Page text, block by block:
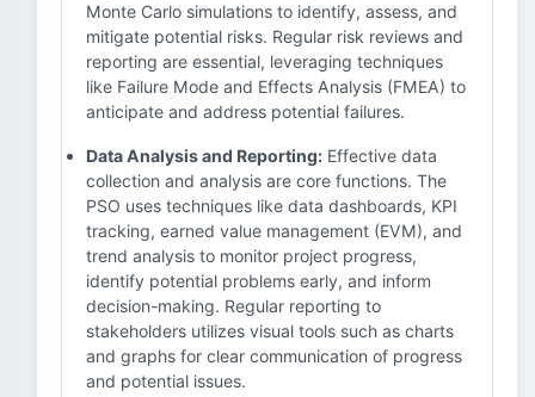
Monte Carlo simulations to identify, assess, and
mitigate potential risks. Regular risk reviews and
reporting are essential, leveraging techniques
like Failure Mode and Effects Analysis (FMEA) to
anticipate and address potential failures.
Data Analysis and Reporting: Effective data
collection and analysis are core functions. The
PSO uses techniques like data dashboards, KPI
tracking, earned value management (EVM), and
trend analysis to monitor project progress,
identify potential problems early, and inform
decision-making. Regular reporting to
stakeholders utilizes visual tools such as charts
and graphs for clear communication of progress
and potential issues.